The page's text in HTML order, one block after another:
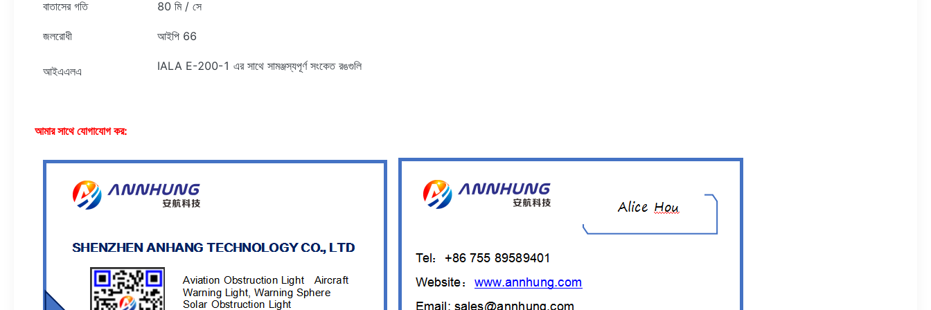
বাতাসের গতি 80 মি / সে
জলরোধী আইপি 66
আইএএলএ IALA E-200-1 এর সাথে সামঞ্জস্যপূর্ণ সংকেত রঙগুলি
আমার সাথে যোগাযোগ কর: